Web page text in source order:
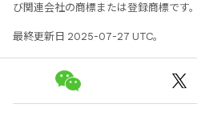
び関連会社の商標または登録商標です。
最終更新日 2025-07-27 UTC。